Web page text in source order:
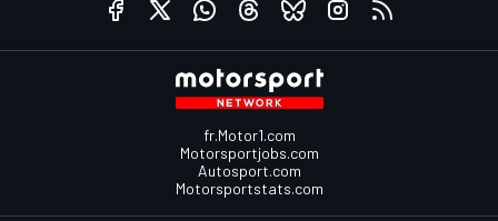
fr.Motor1.com
Motorsportjobs.com
Autosport.com
Motorsportstats.com